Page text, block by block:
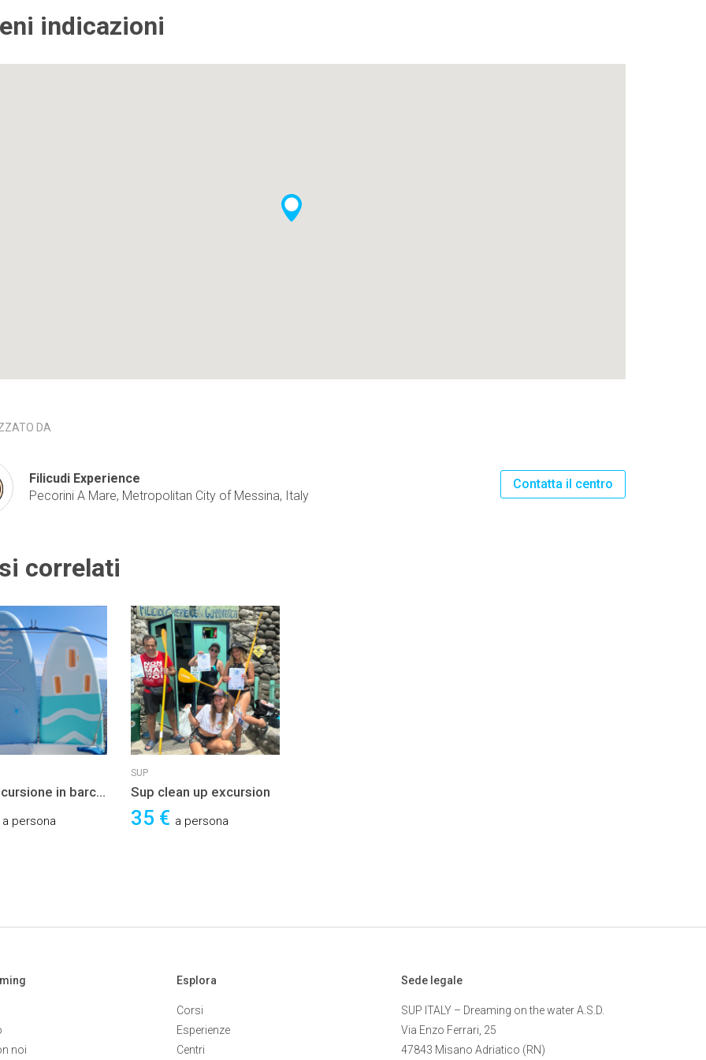
indicazioni
DA
Filicudi Experience
Pecorini A Mare, Metropolitan City of Messina, Italy
Contatta il centro
correlati
in barca
a persona
SUP
Sup clean up excursion
35 € a persona
noi
Esplora
Corsi
Esperienze
Centri
Sede legale
SUP ITALY – Dreaming on the water A.S.D.
Via Enzo Ferrari, 25
47843 Misano Adriatico (RN)